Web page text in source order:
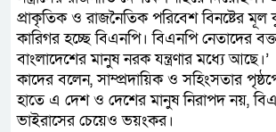
প্রাকৃতিক ও রাজনৈতিক পরিবেশ বিনষ্টের
কারিগর হচ্ছে বিএনপি। বিএনপি নেতাদের
বাংলাদেশের মানুষ নরক যন্ত্রণার মধ্যে আছে।’
কাদের বলেন, সাম্প্রদায়িক ও সহিংসতার
হাতে এ দেশ ও দেশের মানুষ নিরাপদ নয়,
ভাইরাসের চেয়েও ভয়ংকর।